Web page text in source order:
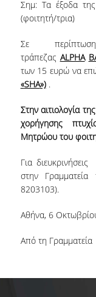
ΕΡΕΥΝΑ
Σημ: Τα έξοδα
(φοιτητή/τρια)
Σε
τράπεζας ALPHA
των 15 ευρώ να
«SHA»).
Στην αιτιολογία
χορήγησης
Μητρώου του
Για
στην
8203103).
Αθήνα, 6
Από τη Γραμματεία